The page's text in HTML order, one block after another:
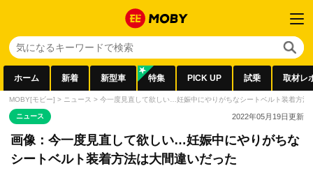
ホーム 新着 新型車 特集 PICK UP 試乗 取材レ
MOBY[モビー] > ニュース > 今一度見直して欲しい…妊娠中にやりがちなシートベルト装着方法
ニュース 2022年05月19日更新
画像：今一度見直して欲しい…妊娠中にやりがちな
シートベルト装着方法は大間違いだった